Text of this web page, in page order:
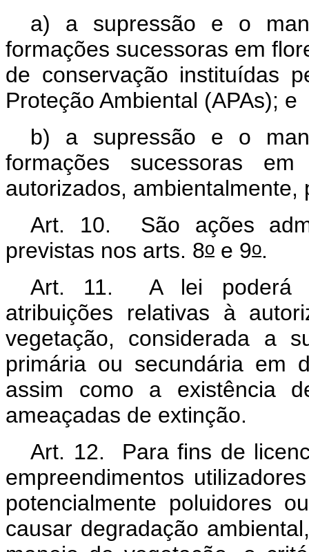
a) a supressão e o
formações sucessoras em
de conservação instituídas
Proteção Ambiental (APAs); e
b) a supressão e o
formações sucessoras
autorizados,
Art. 10. São ações
previstas nos arts. 8o e 9o.
Art. 11. A lei poderá
atribuições relativas à
vegetação, considerada a
primária ou secundária em
assim como a existência
ameaçadas de extinção.
Art. 12. Para fins de
empreendimentos
potencialmente poluidores
causar degradação